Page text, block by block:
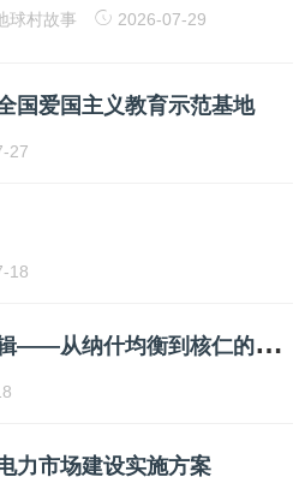
球村故事 2026-07-29
国爱国主义教育示范基地
27
18
新
型电力系统的博弈逻辑——从纳什均衡到核仁的破局之路
力市场建设实施方案